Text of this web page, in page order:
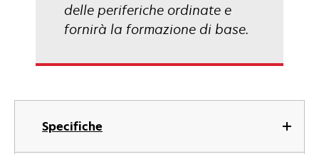
Specifiche
delle periferiche ordinate e
fornirà la formazione di base.